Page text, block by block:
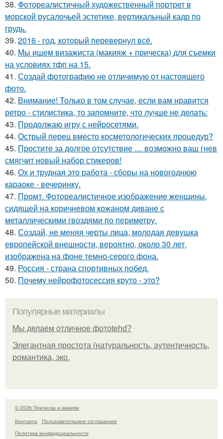
38. Фотореалистичный художественный портрет в
морской русалочьей эстетике, вертикальный кадр по
грудь.
39. 2016 - год, который перевернул всё.
40. Мы ищем визажиста (макияж + прическа) для съемки
на условиях тфп на 15.
41. Создай фотографию не отличимую от настоящего
фото.
42. Внимание! Только в том случае, если вам нравится
ретро - стилистика, то запомните, что лучше не делать:
43. Продолжаю игру с нейросетями.
44. Острый перец вместо косметологических процедур?
45. Простите за долгое отсутствие … возможно ваш гнев
смягчит новый набор стикеров!
46. Ох и трудная это работа - сборы на новогоднюю
караоке - вечеринку.
47. Промт. Фотореалистичное изображение женщины,
сидящей на коричневом кожаном диване с
металлическими гвоздями по периметру.
48. Создай, не меняя черты лица, молодая девушка
европейской внешности, вероятно, около 30 лет,
изображена на фоне темно-серого фона.
49. Россия - страна спортивных побед.
50. Почему нейрофотосессия круто - это?
Популярные материалы
Мы делаем отличное фотоtehd?
Элегантная простота (натуральность, аутентичность,
романтика, эко.
© 2026 Прическа и макияж
Контакты
Пользовательское соглашение
Политика конфидециальности